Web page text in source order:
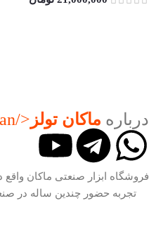
درباره ماکان تولز </span
فروشگاه ابزار صنعتی ماکان واقع
تجربه حضور چندین ساله در